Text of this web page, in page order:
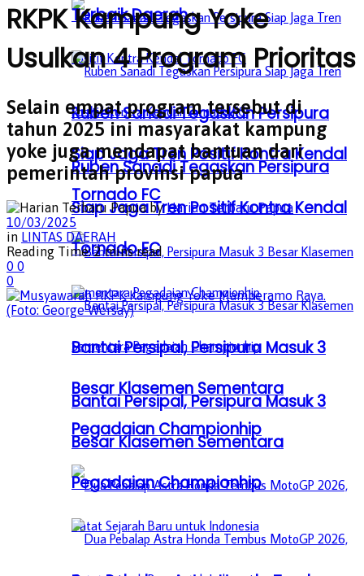
Ruben Sanadi Tegaskan Persipura
Siap Jaga Tren Positif Kontra Kendal
Tornado FC
Bantai Persipal, Persipura Masuk 3
Besar Klasemen Sementara
Pegadaian Championhip
Terbaik Daerah
Ruben Sanadi Tegaskan Persipura
Siap Jaga Tren Positif Kontra Kendal
Tornado FC
Bantai Persipal, Persipura Masuk 3
Besar Klasemen Sementara
Pegadaian Championhip
RKPK Kampung Yoke
Usulkan 4 Program Prioritas
Selain empat program tersebut di
tahun 2025 ini masyarakat kampung
yoke juga mendapat bantuan dari
pemerintah provinsi papua
by Harian Terbaru Papua
10/03/2025
in LINTAS DAERAH
Reading Time: 2 mins read
0 0
0